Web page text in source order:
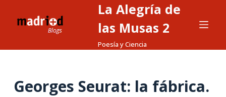
t
La Alegría de
las Musas 2
Poesía y Ciencia
Georges Seurat: la fábrica.